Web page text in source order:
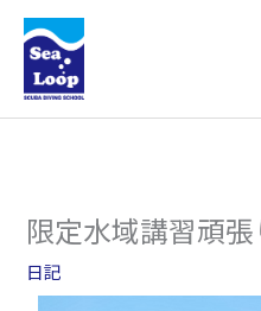
キ
限定水域講習頑
日記